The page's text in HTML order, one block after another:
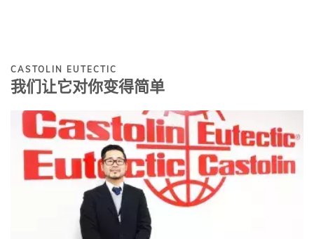
CASTOLIN EUTECTIC
我们让它对你变得简单